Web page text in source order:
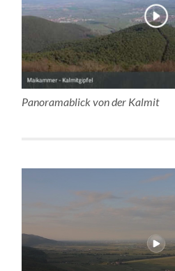
Panoramablick von der Kalmit